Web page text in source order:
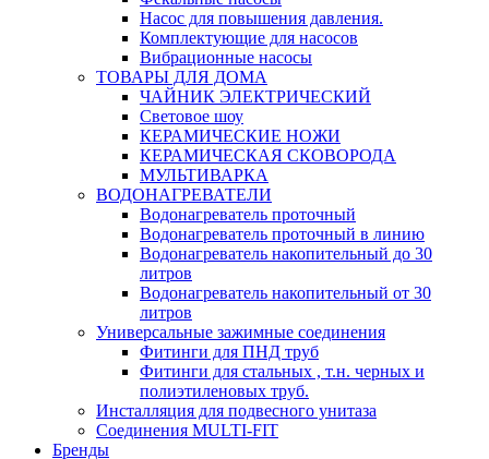
Насос для повышения давления.
Комплектующие для насосов
Вибрационные насосы
ТОВАРЫ ДЛЯ ДОМА
ЧАЙНИК ЭЛЕКТРИЧЕСКИЙ
Световое шоу
КЕРАМИЧЕСКИЕ НОЖИ
КЕРАМИЧЕСКАЯ СКОВОРОДА
МУЛЬТИВАРКА
ВОДОНАГРЕВАТЕЛИ
Водонагреватель проточный
Водонагреватель проточный в линию
Водонагреватель накопительный до 30
литров
Водонагреватель накопительный от 30
литров
Универсальные зажимные соединения
Фитинги для ПНД труб
Фитинги для стальных , т.н. черных и
полиэтиленовых труб.
Инсталляция для подвесного унитаза
Соединения MULTI-FIT
Бренды